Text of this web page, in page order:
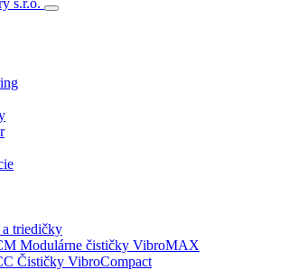
triedičky
Modulárne čističky VibroMAX
Čističky VibroCompact